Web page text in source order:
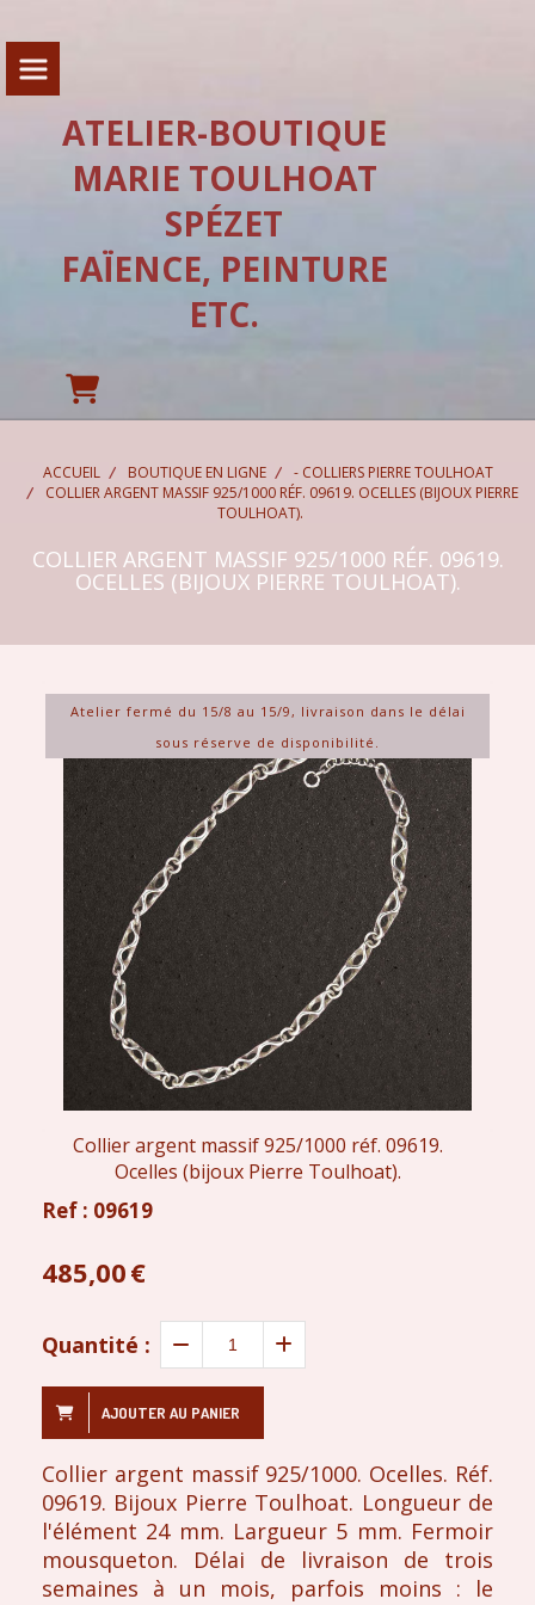
ATELIER-BOUTIQUE
MARIE TOULHOAT
SPÉZET
FAÏENCE, PEINTURE
ETC.
ACCUEIL BOUTIQUE EN LIGNE
- COLLIERS PIERRE TOULHOAT
COLLIER ARGENT MASSIF 925/1000 RÉF. 09619. OCELLES (BIJOUX PIERRE
TOULHOAT).
COLLIER ARGENT MASSIF 925/1000 RÉF. 09619.
OCELLES (BIJOUX PIERRE TOULHOAT).
Atelier fermé du 15/8 au 15/9, livraison dans le délai
sous réserve de disponibilité.
Collier argent massif 925/1000 réf. 09619.
Ocelles (bijoux Pierre Toulhoat).
Ref : 09619
485,00€
Quantité :
AJOUTER AU PANIER
Collier argent massif 925/1000. Ocelles. Réf.
09619. Bijoux Pierre Toulhoat. Longueur de
l'élément 24 mm. Largueur 5 mm. Fermoir
mousqueton. Délai de livraison de trois
semaines à un mois, parfois moins : le